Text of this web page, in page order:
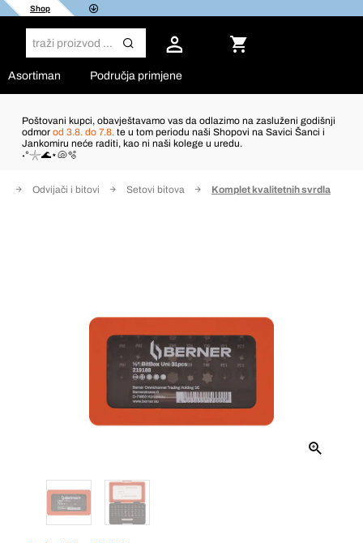
Shop
Asortiman Područja primjene
Poštovani kupci, obavještavamo vas da odlazimo na zasluženi godišnji
odmor od 3.8. do 7.8. te u tom periodu naši Shopovi na Savici Šanci i
Jankomiru neće raditi, kao ni naši kolege u uredu.
˖°𓇼🌊⋆🐚🫧
Odvijači i bitovi Setovi bitova Komplet kvalitetnih svrdla